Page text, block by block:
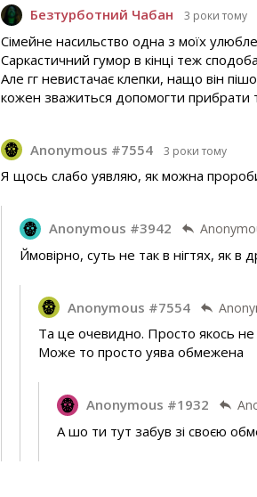
Безтурботний Чабан 3 роки тому
Сімейне насильство одна з моїх
Саркастичний гумор в кінці теж
Але гг невистачає клепки, нащо він
кожен зважиться допомогти прибрати
Anonymous #7554 3 роки тому
Я щось слабо уявляю, як можна
Anonymous #3942
Ймовірно, суть не так в нігтях, як в
Anonymous #7554
Та це очевидно. Просто якось
Може то просто уява обмежена
Anonymous #1932
А шо ти тут забув зі своєю